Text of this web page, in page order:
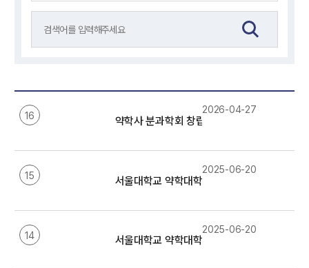
16 약학사 분과학회 창립 12주년 기념 제24회 춘
2026-04-27
15 서울대학교 약학대학 설립 110주년 기념 공
2025-06-20
14 서울대학교 약학대학 설립 110주년 기념 공
2025-06-20